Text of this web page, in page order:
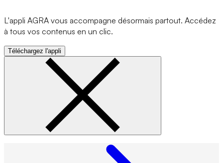
L'appli AGRA vous accompagne désormais partout. Accédez
à tous vos contenus en un clic.
Téléchargez l'appli